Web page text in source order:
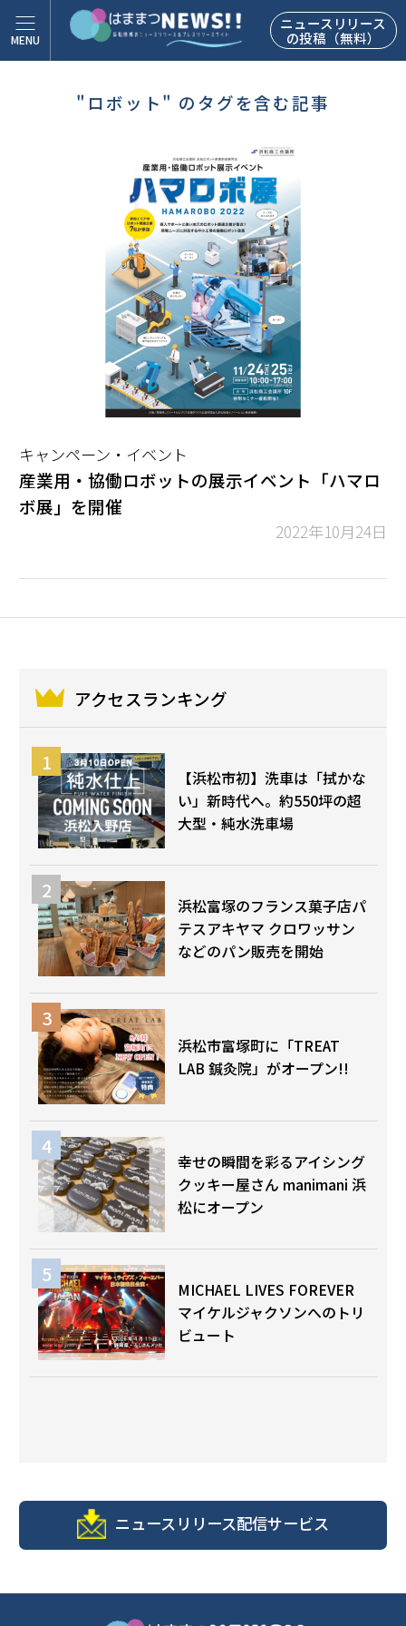
ニュースリリース
の投稿（無料）
"ロボット" のタグを含む記事
キャンペーン・イベント
産業用・協働ロボットの展示イベント「ハマロ
ボ展」を開催
2022年10月24日
アクセスランキング
【浜松市初】洗車は「拭かな
い」新時代へ。約550坪の超
大型・純水洗車場
浜松富塚のフランス菓子店パ
テスアキヤマ クロワッサン
などのパン販売を開始
浜松市富塚町に「TREAT
LAB 鍼灸院」がオープン!!
幸せの瞬間を彩るアイシング
クッキー屋さん manimani 浜
松にオープン
MICHAEL LIVES FOREVER
マイケルジャクソンへのトリ
ビュート
ニュースリリース配信サービス